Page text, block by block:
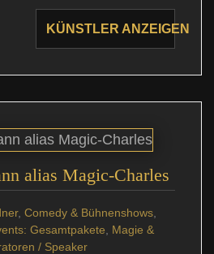
KÜNSTLER ANZEIGEN
alias Magic-Charles
, Comedy & Bühnenshows
Gesamtpakete
Magie &
/ Speaker